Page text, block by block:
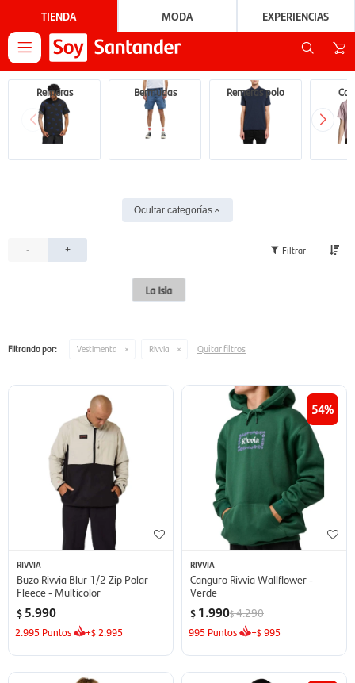
TIENDA MODA EXPERIENCIAS

Remeras Bermudas Remeras polo
Ocultar categorías
- +
La Isla
Filtrando por: Vestimenta Rivvia Quitar filtros
RIVVIA
Buzo Rivvia Blur 1/2 Zip Polar
Fleece - Multicolor
$ 5.990
2.995 Puntos +$ 2.995
54
RIVVIA
Canguro Rivvia Wallflower -
Verde
$ 1.990$4.290
995 Puntos +$995